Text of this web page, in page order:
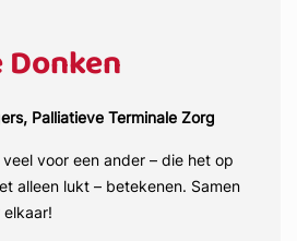
Palliatieve Terminale Zorg
voor een ander – die het op
alleen lukt – betekenen. Samen